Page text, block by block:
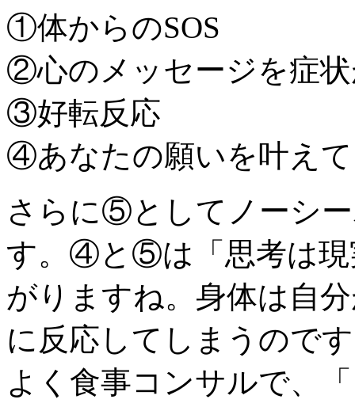
①体からのSOS
②心のメッセージを症
③好転反応
④あなたの願いを叶え
さらに⑤としてノーシ
す。④と⑤は「思考は現
がりますね。身体は自
に反応してしまうので
よく食事コンサルで、